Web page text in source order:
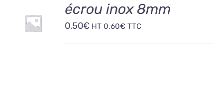
AU
PANIER
écrou inox 8mm
0,50€ HT 0,60€ TTC